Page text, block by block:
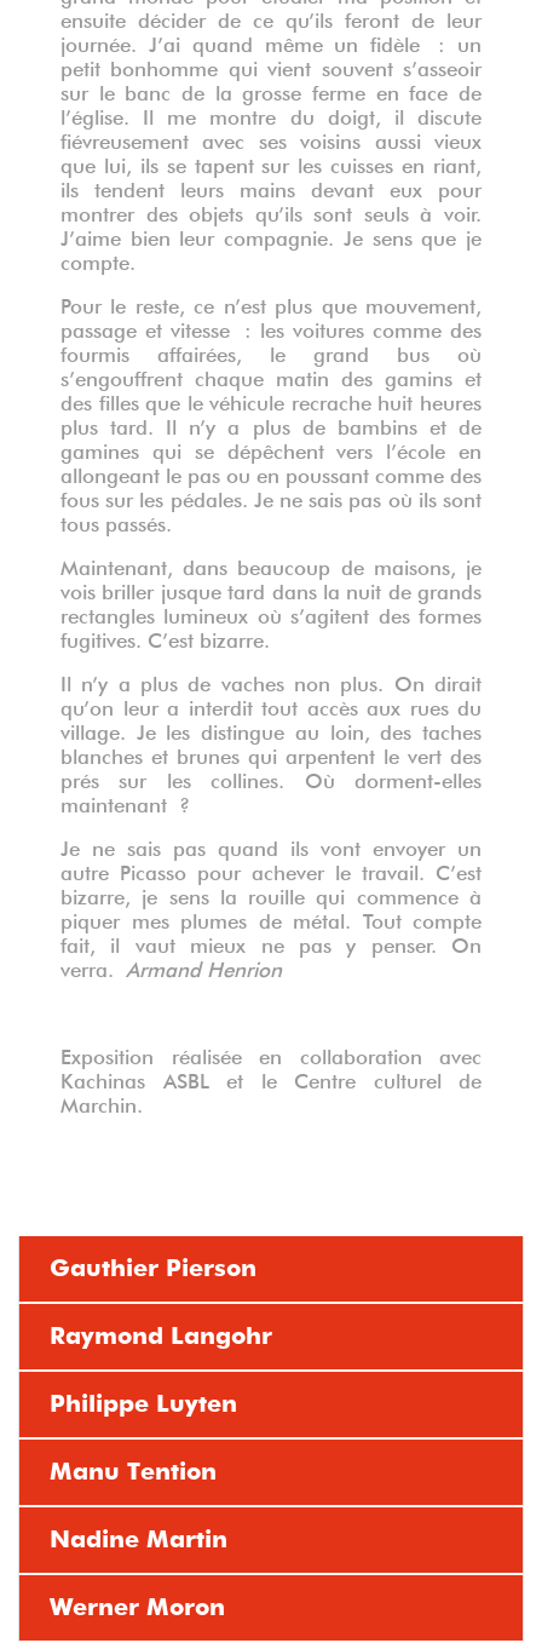
ensuite décider de ce qu’ils feront de leur
journée. J’ai quand même un fidèle : un
petit bonhomme qui vient souvent s’asseoir
sur le banc de la grosse ferme en face de
l’église. Il me montre du doigt, il discute
fiévreusement avec ses voisins aussi vieux
que lui, ils se tapent sur les cuisses en riant,
ils tendent leurs mains devant eux pour
montrer des objets qu’ils sont seuls à voir.
J’aime bien leur compagnie. Je sens que je
compte.
Pour le reste, ce n’est plus que mouvement,
passage et vitesse : les voitures comme des
fourmis affairées, le grand bus où
s’engouffrent chaque matin des gamins et
des filles que le véhicule recrache huit heures
plus tard. Il n’y a plus de bambins et de
gamines qui se dépêchent vers l’école en
allongeant le pas ou en poussant comme des
fous sur les pédales. Je ne sais pas où ils sont
tous passés.
Maintenant, dans beaucoup de maisons, je
vois briller jusque tard dans la nuit de grands
rectangles lumineux où s’agitent des formes
fugitives. C’est bizarre.
Il n’y a plus de vaches non plus. On dirait
qu’on leur a interdit tout accès aux rues du
village. Je les distingue au loin, des taches
blanches et brunes qui arpentent le vert des
prés sur les collines. Où dorment-elles
maintenant ?
Je ne sais pas quand ils vont envoyer un
autre Picasso pour achever le travail. C’est
bizarre, je sens la rouille qui commence à
piquer mes plumes de métal. Tout compte
fait, il vaut mieux ne pas y penser. On
verra. Armand Henrion
Exposition réalisée en collaboration avec
Kachinas ASBL et le Centre culturel de
Marchin.
Gauthier Pierson
Raymond Langohr
Philippe Luyten
Manu Tention
Nadine Martin
Werner Moron